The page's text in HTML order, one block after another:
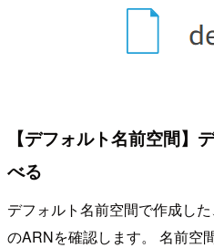
【デフォルト名前空間】
べる
デフォルト名前空間で作成し
のARNを確認します。 名前空